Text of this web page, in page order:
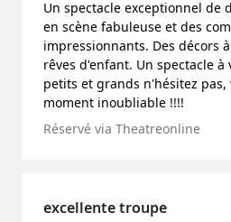
Un spectacle exceptionnel de
en scène fabuleuse et des
impressionnants. Des décors
rêves d'enfant. Un spectacle à
petits et grands n'hésitez pas,
moment inoubliable !!!!
Réservé via Theatreonline
excellente troupe